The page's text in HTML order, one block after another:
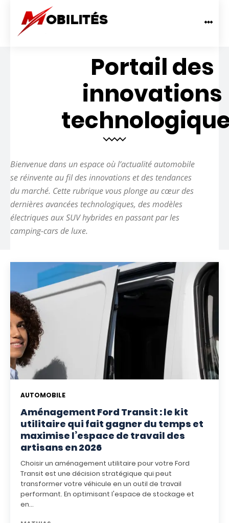
Portail des
innovations
Bienvenue dans un espace où l’actualité automobile
se réinvente au fil des innovations et des tendances
du marché. Cette rubrique vous plonge au cœur des
dernières avancées technologiques, des modèles
électriques aux SUV hybrides en passant par les
camping-cars de luxe.
AUTOMOBILE
Aménagement Ford Transit : le kit
utilitaire qui fait gagner du temps et
maximise l’espace de travail des
artisans en 2026
Choisir un aménagement utilitaire pour votre Ford
Transit est une décision stratégique qui peut
transformer votre véhicule en un outil de travail
performant. En optimisant l'espace de stockage et
en...